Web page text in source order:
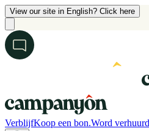
View our site in English? Click here
VerblijfKoop een bon.Word